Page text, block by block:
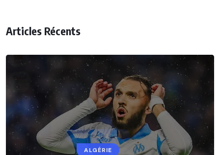
Articles Récents
ALGÉRIE